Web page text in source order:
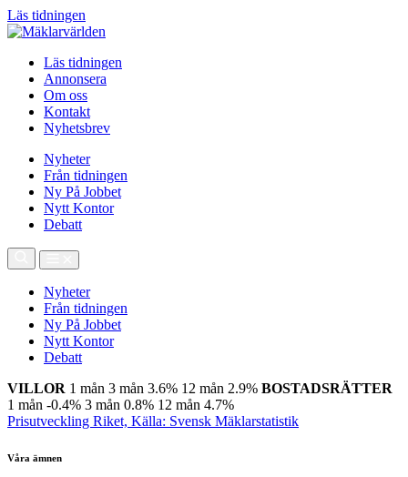
Läs tidningen
Läs tidningen
Annonsera
Om oss
Kontakt
Nyhetsbrev
Nyheter
Från tidningen
Ny På Jobbet
Nytt Kontor
Debatt
Nyheter
Från tidningen
Ny På Jobbet
Nytt Kontor
Debatt
VILLOR 1 mån 3 mån 3.6% 12 mån 2.9% BOSTADSRÄTTER
1 mån -0.4% 3 mån 0.8% 12 mån 4.7%
Prisutveckling Riket, Källa: Svensk Mäklarstatistik
Våra ämnen